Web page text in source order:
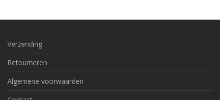
Verzending
Retourneren
Algemene voorwaarden